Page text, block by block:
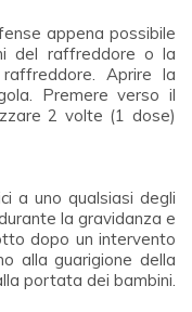
appena possibile
del raffreddore o la
Aprire la
Premere verso il
2 volte (1 dose)
a uno qualsiasi degli
la gravidanza e
dopo un intervento
alla guarigione della
portata dei bambini.